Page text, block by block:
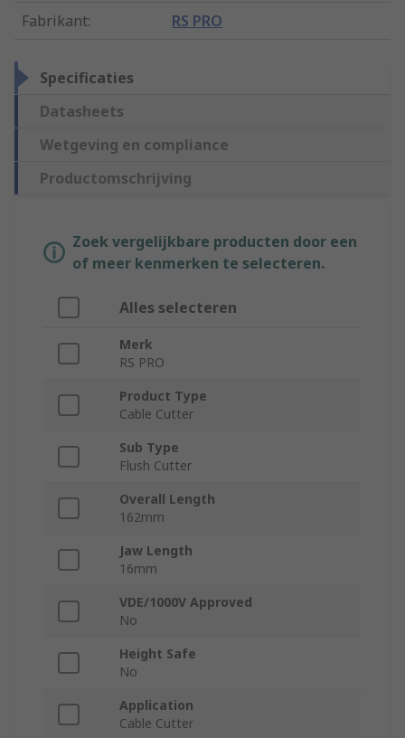
Fabrikant: RS PRO
Specificaties
Datasheets
Wetgeving en compliance
Productomschrijving
Zoek vergelijkbare producten door een
of meer kenmerken te selecteren.
Alles selecteren
Merk
RS PRO
Product Type
Cable Cutter
Sub Type
Flush Cutter
Overall Length
162mm
Jaw Length
16mm
VDE/1000V Approved
No
Height Safe
No
Application
Cable Cutter